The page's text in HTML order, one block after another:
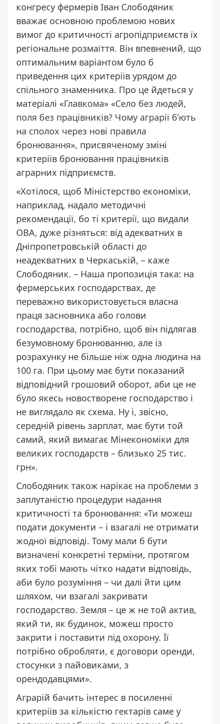
конгресу фермерів Іван Слободяник
вважає основною проблемою нових
вимог до критичності агропідприємств їх
регіональне розмаїття. Він впевнений, що
оптимальним варіантом було б
приведення цих критеріїв урядом до
спільного знаменника. Про це йдеться у
матеріалі «Главкома» «Село без людей,
поля без працівників? Чому аграрії б’ють
на сполох через нові правила
бронювання», присвяченому зміні
критеріїв бронювання працівників
аграрних підприємств.
«Хотілося, щоб Міністерство економіки,
наприклад, надало методичні
рекомендації, бо ті критерії, що видали
ОВА, дуже різняться: від адекватних в
Дніпропетровській області до
неадекватних в Черкаській, – каже
Слободяник. – Наша пропозиція така: на
фермерських господарствах, де
переважно використовується власна
праця засновника або голови
господарства, потрібно, щоб він підлягав
безумовному бронюванню, але із
розрахунку не більше ніж одна людина на
100 га. При цьому має бути показаний
відповідний грошовий оборот, аби це не
було якесь новостворене господарство і
не виглядало як схема. Ну і, звісно,
середній рівень зарплат, має бути той
самий, який вимагає Мінекономіки для
великих господарств – близько 25 тис.
грн».
Слободяник також нарікає на проблеми з
заплутаністю процедури надання
критичності та бронювання: «Ти можеш
подати документи – і взагалі не отримати
жодної відповіді. Тому мали б бути
визначені конкретні терміни, протягом
яких тобі мають чітко надати відповідь,
аби було розуміння – чи далі йти цим
шляхом, чи взагалі закривати
господарство. Земля – це ж не той актив,
який ти, як будинок, можеш просто
закрити і поставити під охорону. Її
потрібно обробляти, є договори оренди,
стосунки з пайовиками, з
орендодавцями».
Аграрій бачить інтерес в посиленні
критеріїв за кількістю гектарів саме у